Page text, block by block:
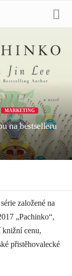
MARKETING
na bestselleru
založené na
„Pachinko“,
knižní cenu,
přistěhovalecké